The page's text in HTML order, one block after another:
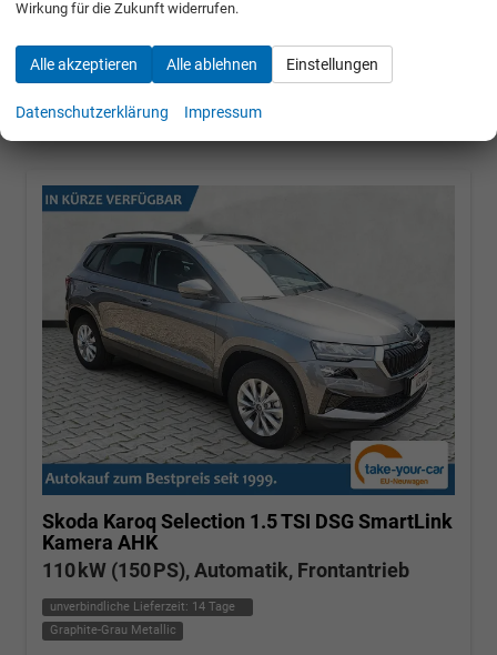
30.684,– €
incl. 19% MwSt.
UVP:40.740,– €
Skoda Karoq Selection 1.5 TSI DSG SmartLink
Kamera AHK
110 kW (150 PS), Automatik, Frontantrieb
unverbindliche Lieferzeit: 14 Tage
Graphite-Grau Metallic
Wirkung für die Zukunft widerrufen.
Alle akzeptieren Alle ablehnen Einstellungen
Datenschutzerklärung Impressum